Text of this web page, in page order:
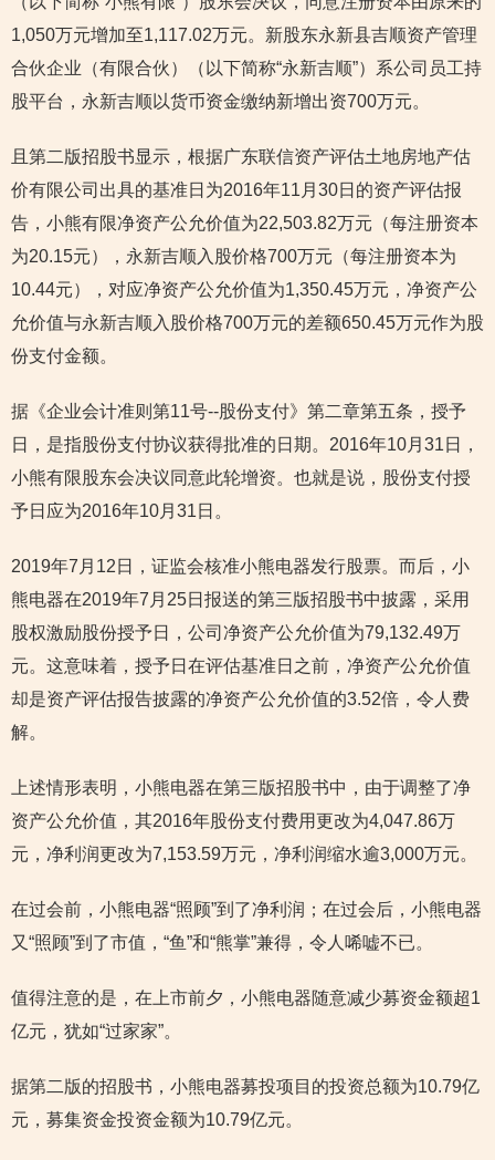
1,050万元增加至1,117.02万元。新股东永新县吉顺资产管理
合伙企业（有限合伙）（以下简称“永新吉顺”）系公司员工持
股平台，永新吉顺以货币资金缴纳新增出资700万元。
且第二版招股书显示，根据广东联信资产评估土地房地产估
价有限公司出具的基准日为2016年11月30日的资产评估报
告，小熊有限净资产公允价值为22,503.82万元（每注册资本
为20.15元），永新吉顺入股价格700万元（每注册资本为
10.44元），对应净资产公允价值为1,350.45万元，净资产公
允价值与永新吉顺入股价格700万元的差额650.45万元作为股
份支付金额。
据《企业会计准则第11号--股份支付》第二章第五条，授予
日，是指股份支付协议获得批准的日期。2016年10月31日，
小熊有限股东会决议同意此轮增资。也就是说，股份支付授
予日应为2016年10月31日。
2019年7月12日，证监会核准小熊电器发行股票。而后，小
熊电器在2019年7月25日报送的第三版招股书中披露，采用
股权激励股份授予日，公司净资产公允价值为79,132.49万
元。这意味着，授予日在评估基准日之前，净资产公允价值
却是资产评估报告披露的净资产公允价值的3.52倍，令人费
解。
上述情形表明，小熊电器在第三版招股书中，由于调整了净
资产公允价值，其2016年股份支付费用更改为4,047.86万
元，净利润更改为7,153.59万元，净利润缩水逾3,000万元。
在过会前，小熊电器“照顾”到了净利润；在过会后，小熊电器
又“照顾”到了市值，“鱼”和“熊掌”兼得，令人唏嘘不已。
值得注意的是，在上市前夕，小熊电器随意减少募资金额超1
亿元，犹如“过家家”。
据第二版的招股书，小熊电器募投项目的投资总额为10.79亿
元，募集资金投资金额为10.79亿元。